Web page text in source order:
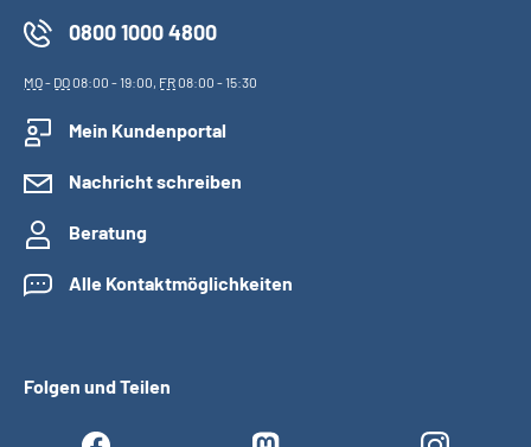
0800 1000 4800
MO- DO08:00 - 19:00, FR08:00 - 15:30
Mein Kundenportal
Nachricht schreiben
Beratung
Alle Kontaktmöglichkeiten
Folgen und Teilen